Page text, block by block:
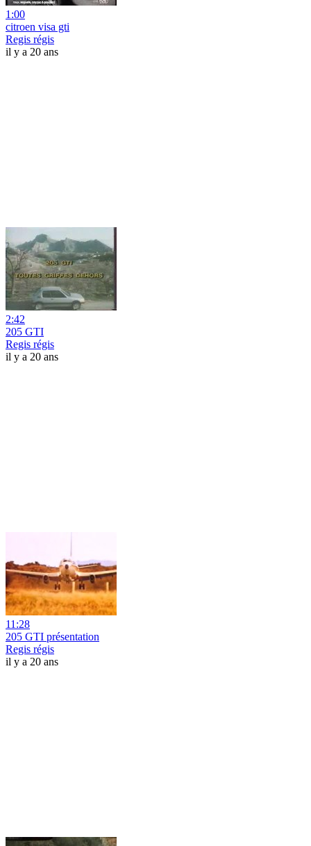
1:00
citroen visa gti
Regis régis
il y a 20 ans
2:42
205 GTI
Regis régis
il y a 20 ans
11:28
205 GTI présentation
Regis régis
il y a 20 ans